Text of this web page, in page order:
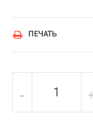
ПЕЧАТЬ